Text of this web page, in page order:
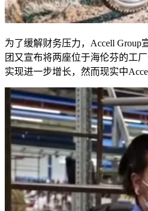
为了缓解财务压力， Accell Group
团又宣布将两座位于海伦芬的工厂
实现进一步增长，然而现实中